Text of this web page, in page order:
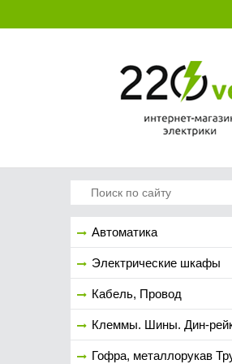
Автоматика
Электрические шкафы
Кабель, Провод
Клеммы. Шины. Дин-
Гофра, металлорукав